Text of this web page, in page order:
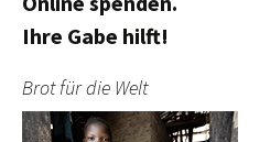
Ihre Gabe hilft!
Brot für die Welt